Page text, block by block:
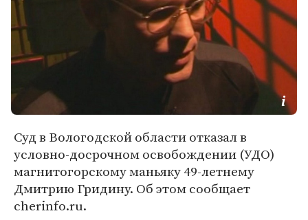
Суд в Вологодской области отказал в
условно-досрочном освобождении (УДО)
магнитогорскому маньяку 49-летнему
Дмитрию Гридину. Об этом сообщает
cherinfo.ru.